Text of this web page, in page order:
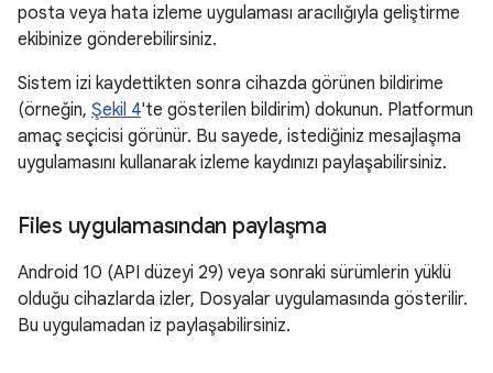
posta veya hata izleme uygulaması aracılığıyla geliştirme
ekibinize gönderebilirsiniz.
Sistem izi kaydettikten sonra cihazda görünen bildirime
(örneğin, Şekil 4'te gösterilen bildirim) dokunun. Platformun
amaç seçicisi görünür. Bu sayede, istediğiniz mesajlaşma
uygulamasını kullanarak izleme kaydınızı paylaşabilirsiniz.
Files uygulamasından paylaşma
Android 10 (API düzeyi 29) veya sonraki sürümlerin yüklü
olduğu cihazlarda izler, Dosyalar uygulamasında gösterilir.
Bu uygulamadan iz paylaşabilirsiniz.